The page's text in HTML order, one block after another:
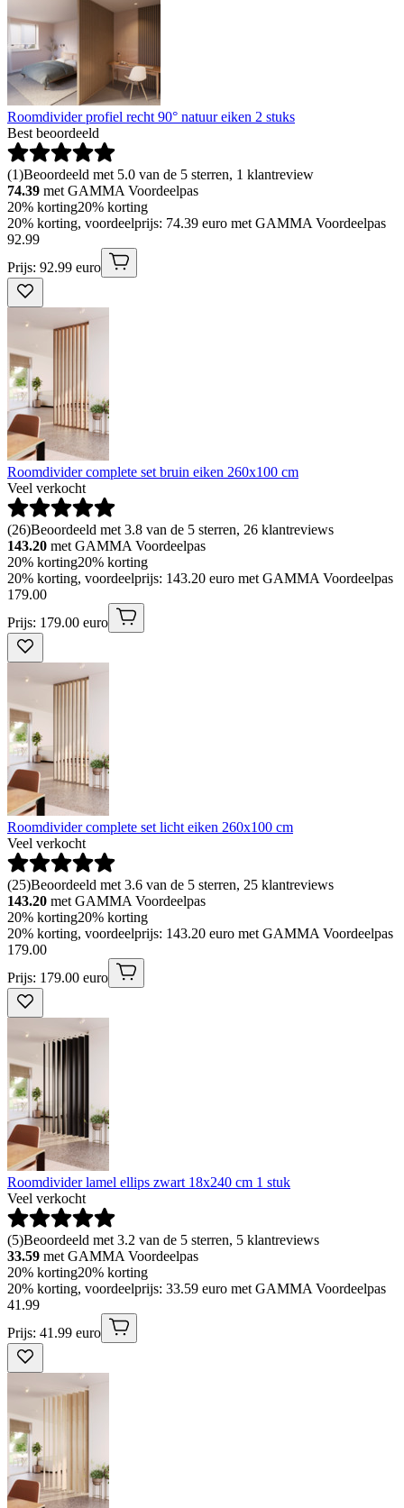
Roomdivider profiel recht 90° natuur eiken 2 stuks
Best beoordeeld
(1)Beoordeeld met 5.0 van de 5 sterren, 1 klantreview
74.39 met GAMMA Voordeelpas
20% korting20% korting
20% korting, voordeelprijs: 74.39 euro met GAMMA Voordeelpas
92.99
Prijs: 92.99 euro
Roomdivider complete set bruin eiken 260x100 cm
Veel verkocht
(26)Beoordeeld met 3.8 van de 5 sterren, 26 klantreviews
143.20 met GAMMA Voordeelpas
20% korting20% korting
20% korting, voordeelprijs: 143.20 euro met GAMMA Voordeelpas
179.00
Prijs: 179.00 euro
Roomdivider complete set licht eiken 260x100 cm
Veel verkocht
(25)Beoordeeld met 3.6 van de 5 sterren, 25 klantreviews
143.20 met GAMMA Voordeelpas
20% korting20% korting
20% korting, voordeelprijs: 143.20 euro met GAMMA Voordeelpas
179.00
Prijs: 179.00 euro
Roomdivider lamel ellips zwart 18x240 cm 1 stuk
Veel verkocht
(5)Beoordeeld met 3.2 van de 5 sterren, 5 klantreviews
33.59 met GAMMA Voordeelpas
20% korting20% korting
20% korting, voordeelprijs: 33.59 euro met GAMMA Voordeelpas
41 .99
Prijs: 41.99 euro